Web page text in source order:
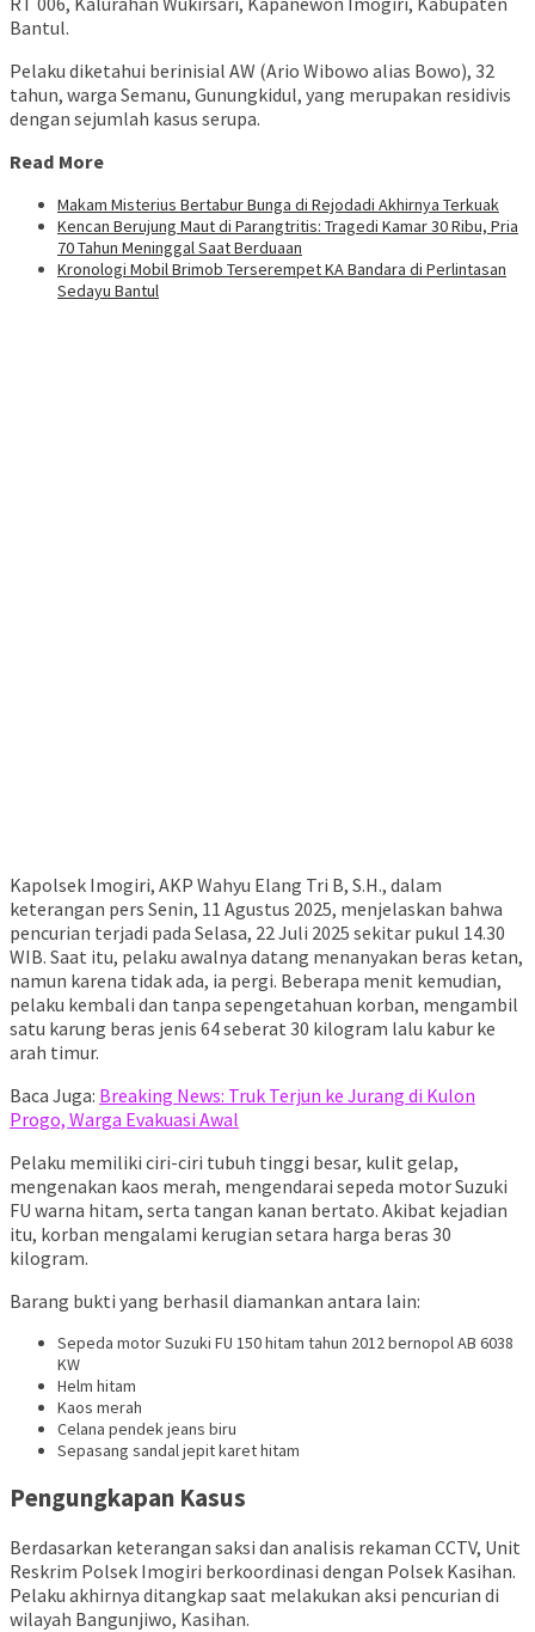
Bantul.
Pelaku diketahui berinisial AW (Ario Wibowo alias Bowo), 32
tahun, warga Semanu, Gunungkidul, yang merupakan residivis
dengan sejumlah kasus serupa.
Read More
Makam Misterius Bertabur Bunga di Rejodadi Akhirnya Terkuak
Kencan Berujung Maut di Parangtritis: Tragedi Kamar 30 Ribu, Pria
70 Tahun Meninggal Saat Berduaan
Kronologi Mobil Brimob Terserempet KA Bandara di Perlintasan
Sedayu Bantul
Kapolsek Imogiri, AKP Wahyu Elang Tri B, S.H., dalam
keterangan pers Senin, 11 Agustus 2025, menjelaskan bahwa
pencurian terjadi pada Selasa, 22 Juli 2025 sekitar pukul 14.30
WIB. Saat itu, pelaku awalnya datang menanyakan beras ketan,
namun karena tidak ada, ia pergi. Beberapa menit kemudian,
pelaku kembali dan tanpa sepengetahuan korban, mengambil
satu karung beras jenis 64 seberat 30 kilogram lalu kabur ke
arah timur.
Baca Juga: Breaking News: Truk Terjun ke Jurang di Kulon
Progo, Warga Evakuasi Awal
Pelaku memiliki ciri-ciri tubuh tinggi besar, kulit gelap,
mengenakan kaos merah, mengendarai sepeda motor Suzuki
FU warna hitam, serta tangan kanan bertato. Akibat kejadian
itu, korban mengalami kerugian setara harga beras 30
kilogram.
Barang bukti yang berhasil diamankan antara lain:
Sepeda motor Suzuki FU 150 hitam tahun 2012 bernopol AB 6038
KW
Helm hitam
Kaos merah
Celana pendek jeans biru
Sepasang sandal jepit karet hitam
Pengungkapan Kasus
Berdasarkan keterangan saksi dan analisis rekaman CCTV, Unit
Reskrim Polsek Imogiri berkoordinasi dengan Polsek Kasihan.
Pelaku akhirnya ditangkap saat melakukan aksi pencurian di
wilayah Bangunjiwo, Kasihan.